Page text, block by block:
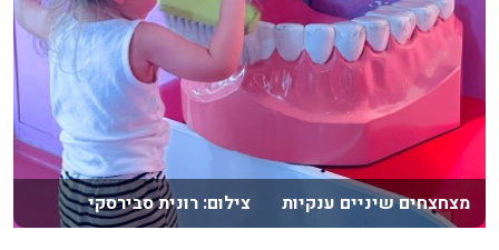
מצחצחים שיניים ענקיות צילום: רונית סבירסקי